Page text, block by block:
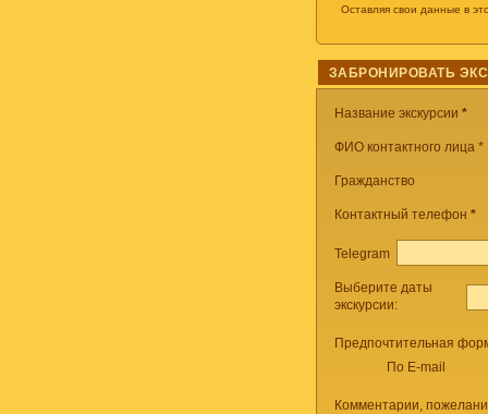
Оставляя свои данные в
ЗАБРОНИРОВАТЬ
Название экскурсии *
ФИО контактного лица *
Гражданство
Контактный телефон *
Telegram
Выберите даты
экскурсии:
Предпочтительная
По E-mail
Комментарии,